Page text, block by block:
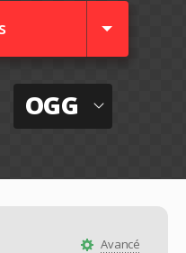
OGG
Avancé